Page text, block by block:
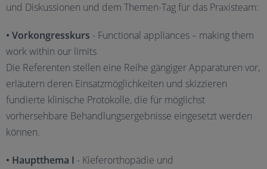
und Diskussionen und dem Themen-Tag für das Praxisteam:
• Vorkongresskurs - Functional appliances – making them
work within our limits
Die Referenten stellen eine Reihe gängiger Apparaturen vor,
erläutern deren Einsatzmöglichkeiten und skizzieren
fundierte klinische Protokolle, die für möglichst
vorhersehbare Behandlungsergebnisse eingesetzt werden
können.
• Hauptthema I - Kieferorthopädie und